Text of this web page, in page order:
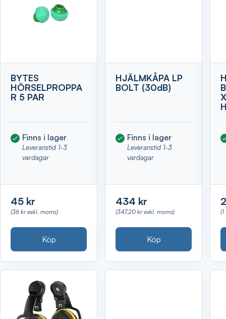
BYTES
HÖRSELPROPPA
R 5 PAR
Finns i lager
Leveranstid 1-3
vardagar
45 kr
(36 kr exkl. moms)
Köp
HJÄLMKÅPA LP
BOLT (30dB)
Finns i lager
Leveranstid 1-3
vardagar
434 kr
(347,20 kr exkl. moms)
Köp